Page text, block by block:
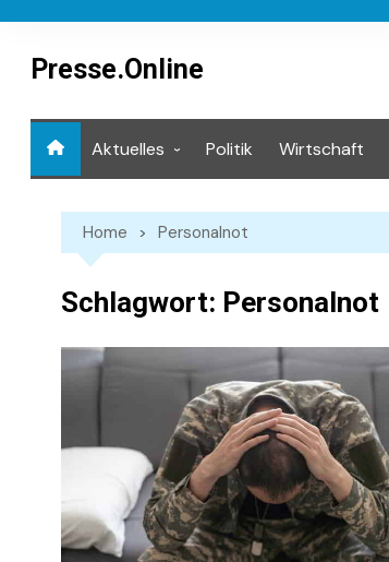
contentPresse.Online
Aktuelles Politik Wirtschaft
Home Personalnot
Schlagwort: Personalnot